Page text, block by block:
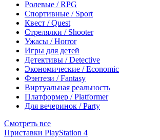
Ролевые / RPG
Спортивные / Sport
Квест / Quest
Стрелялки / Shooter
Ужасы / Horror
Игры для детей
Детективы / Detective
Экономические / Economic
Фэнтези / Fantasy
Виртуальная реальность
Платформер / Platformer
Для вечеринок / Party
Смотреть все
Приставки PlayStation 4